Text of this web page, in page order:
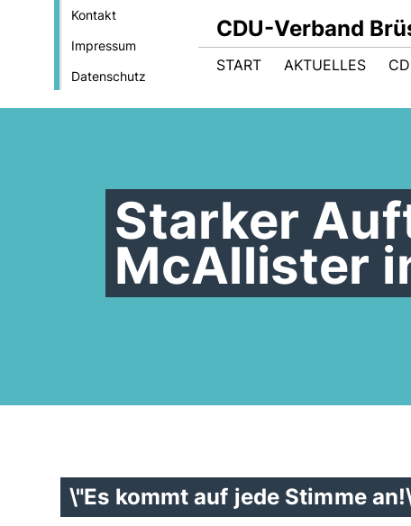
Kontakt
Impressum
Datenschutz
CDU-Verband
START AKTUELLES
Starker
McAllister
\"Es kommt auf jede Stimme